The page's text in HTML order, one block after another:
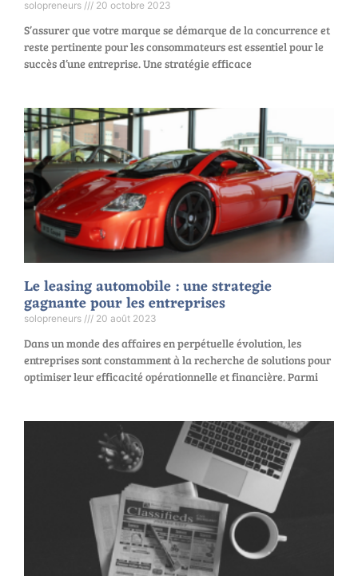
solopreneurs 20 octobre 2023
S’assurer que votre marque se démarque de la concurrence et
reste pertinente pour les consommateurs est essentiel pour le
succès d’une entreprise. Une stratégie efficace
Le leasing automobile : une strategie
gagnante pour les entreprises
solopreneurs 20 août 2023
Dans un monde des affaires en perpétuelle évolution, les
entreprises sont constamment à la recherche de solutions pour
optimiser leur efficacité opérationnelle et financière. Parmi